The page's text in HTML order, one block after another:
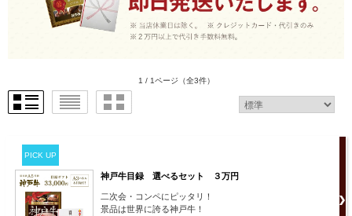
1 / 1ページ （全3件）
PICK UP
神戸牛目録 選べるセット ３万円
二次会・コンペにピッタリ！
景品は世界に誇る神戸牛！